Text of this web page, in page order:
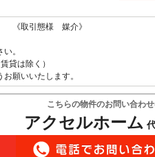
取引態様 媒介》
。
貸は除く）
願いいたします。
こちらの物件のお問い合わ
アクセルホーム